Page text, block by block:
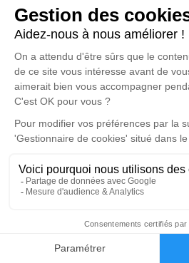
Faire-part
anecdote ou exprimer vos
poèmes ou des textes. Cet
d'expression dédié à honorer la
CHOPIN.
Un service de plantation d’arbre
disponible ici.
Cérémonie religieuse
Église de Givrand
9 bis, rue du Bourg